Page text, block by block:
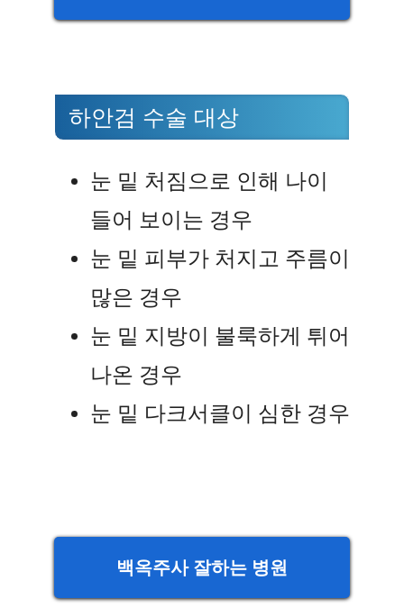
하안검 수술 대상
눈 밑 처짐으로 인해 나이
들어 보이는 경우
눈 밑 피부가 처지고 주름이
많은 경우
눈 밑 지방이 불룩하게 튀어
나온 경우
눈 밑 다크서클이 심한 경우
백옥주사 잘하는 병원